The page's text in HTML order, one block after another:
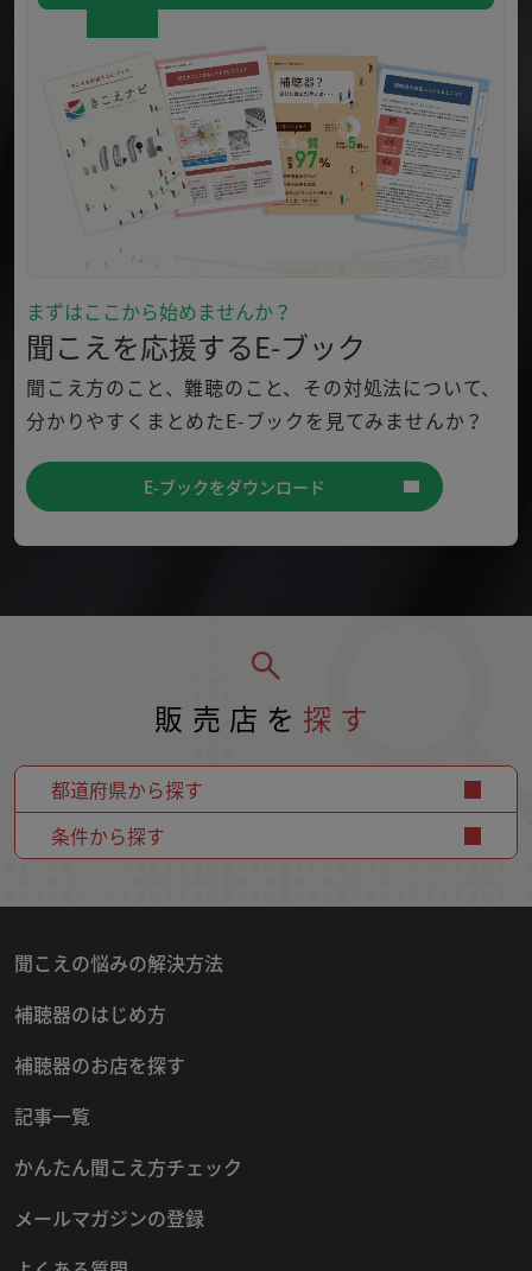
まずはここから始めませんか？
聞こえを応援するE-ブック
聞こえ方のこと、難聴のこと、その対処法について、
分かりやすくまとめたE-ブックを見てみませんか？
E-ブックをダウンロード
販売店を 探す
都道府県から探す
条件から探す
聞こえの悩みの解決方法
補聴器のはじめ方
補聴器のお店を探す
記事一覧
かんたん聞こえ方チェック
メールマガジンの登録